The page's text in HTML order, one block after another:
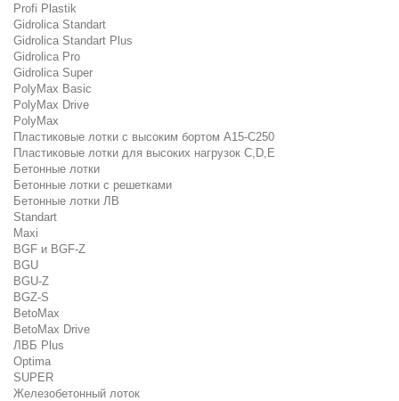
Profi Plastik
Gidrolica Standart
Gidrolica Standart Plus
Gidrolica Pro
Gidrolica Super
PolyMax Basic
PolyMax Drive
PolyMax
Пластиковые лотки с высоким бортом А15-C250
Пластиковые лотки для высоких нагрузок C,D,E
Бетонные лотки
Бетонные лотки с решетками
Бетонные лотки ЛВ
Standart
Maxi
BGF и BGF-Z
BGU
BGU-Z
BGZ-S
BetoMax
BetoMax Drive
ЛВБ Plus
Optima
SUPER
Железобетонный лоток